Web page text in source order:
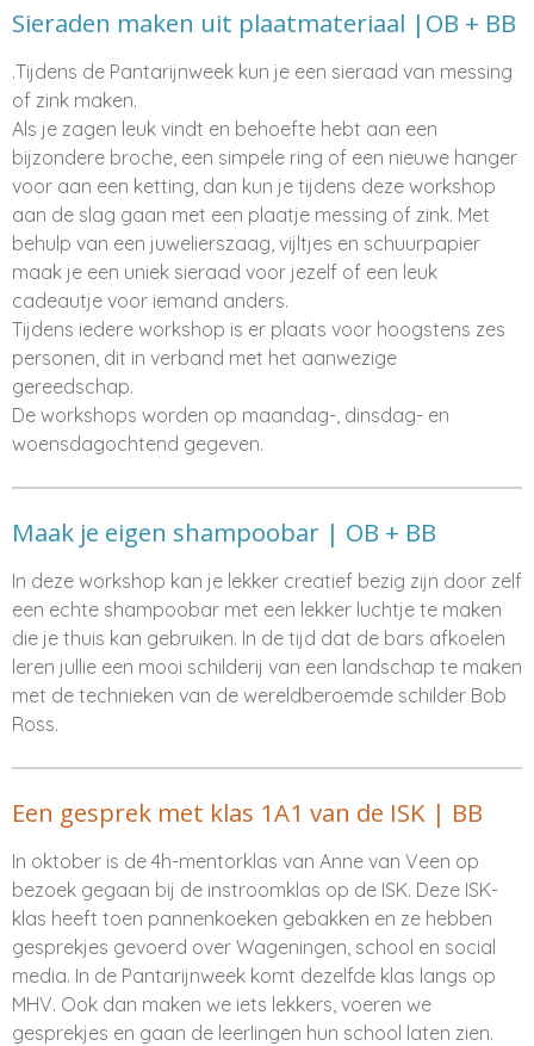
Sieraden maken uit plaatmateriaal |OB + BB
.Tijdens de Pantarijnweek kun je een sieraad van messing
of zink maken.
Als je zagen leuk vindt en behoefte hebt aan een
bijzondere broche, een simpele ring of een nieuwe hanger
voor aan een ketting, dan kun je tijdens deze workshop
aan de slag gaan met een plaatje messing of zink. Met
behulp van een juwelierszaag, vijltjes en schuurpapier
maak je een uniek sieraad voor jezelf of een leuk
cadeautje voor iemand anders.
Tijdens iedere workshop is er plaats voor hoogstens zes
personen, dit in verband met het aanwezige
gereedschap.
De workshops worden op maandag-, dinsdag- en
woensdagochtend gegeven.
Maak je eigen shampoobar | OB + BB
In deze workshop kan je lekker creatief bezig zijn door zelf
een echte shampoobar met een lekker luchtje te maken
die je thuis kan gebruiken. In de tijd dat de bars afkoelen
leren jullie een mooi schilderij van een landschap te maken
met de technieken van de wereldberoemde schilder Bob
Ross.
Een gesprek met klas 1A1 van de ISK | BB
In oktober is de 4h-mentorklas van Anne van Veen op
bezoek gegaan bij de instroomklas op de ISK. Deze ISK-
klas heeft toen pannenkoeken gebakken en ze hebben
gesprekjes gevoerd over Wageningen, school en social
media. In de Pantarijnweek komt dezelfde klas langs op
MHV. Ook dan maken we iets lekkers, voeren we
gesprekjes en gaan de leerlingen hun school laten zien.